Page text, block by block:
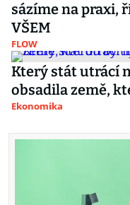
sázíme na praxi,
VŠEM
FLOW
Který stát utrácí
obsadila země,
Ekonomika